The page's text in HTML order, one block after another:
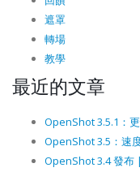
遮罩
轉場
教學
最近的文章
OpenShot 3.5.1：
OpenShot 3.5：速
OpenShot 3.4 發布